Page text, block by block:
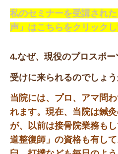
私のセミナーを受講され
声」はこちらをクリックし
4.なぜ、現役のプロスポ
受けに来られるのでしょ
当院には、プロ、アマ問
れます。現在、当院は鍼
が、以前は接骨院業務も
道整復師」の資格も有し